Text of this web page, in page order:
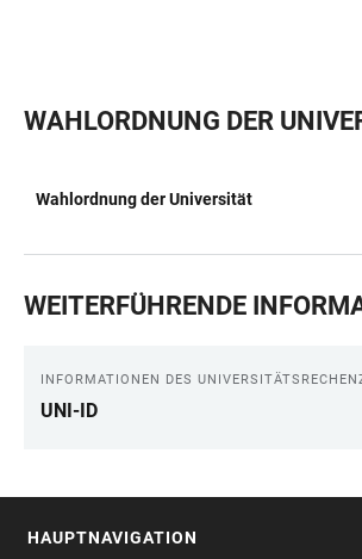
WAHLORDNUNG DER
Wahlordnung der Universität
WEITERFÜHRENDE
INFORMATIONEN DES
UNI-ID
HAUPTNAVIGATION